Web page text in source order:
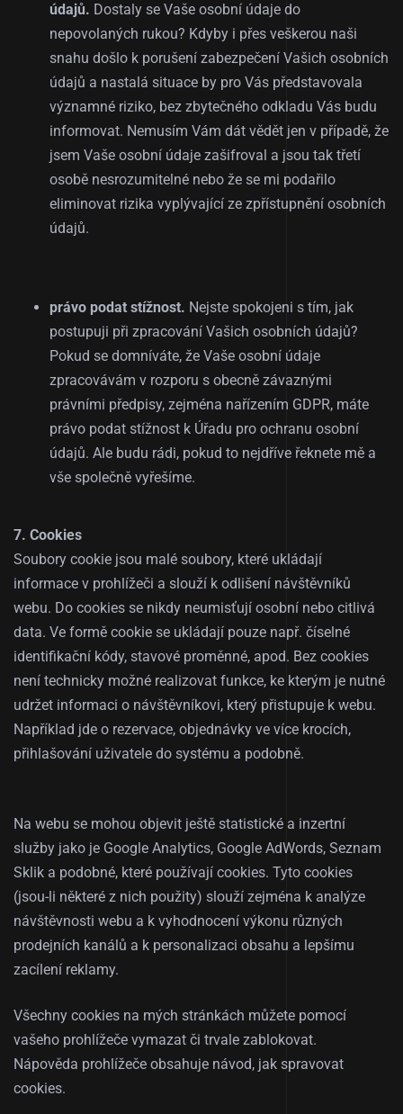
údajů. Dostaly se Vaše osobní údaje do
nepovolaných rukou? Kdyby i přes veškerou naši
snahu došlo k porušení zabezpečení Vašich osobních
údajů a nastalá situace by pro Vás představovala
významné riziko, bez zbytečného odkladu Vás budu
informovat. Nemusím Vám dát vědět jen v případě, že
jsem Vaše osobní údaje zašifroval a jsou tak třetí
osobě nesrozumitelné nebo že se mi podařilo
eliminovat rizika vyplývající ze zpřístupnění osobních
údajů.
právo podat stížnost. Nejste spokojeni s tím, jak
postupuji při zpracování Vašich osobních údajů?
Pokud se domníváte, že Vaše osobní údaje
zpracovávám v rozporu s obecně závaznými
právními předpisy, zejména nařízením GDPR, máte
právo podat stížnost k Úřadu pro ochranu osobní
údajů. Ale budu rádi, pokud to nejdříve řeknete mě a
vše společně vyřešíme.
7. Cookies
Soubory cookie jsou malé soubory, které ukládají
informace v prohlížeči a slouží k odlišení návštěvníků
webu. Do cookies se nikdy neumisťují osobní nebo citlivá
data. Ve formě cookie se ukládají pouze např. číselné
identifikační kódy, stavové proměnné, apod. Bez cookies
není technicky možné realizovat funkce, ke kterým je nutné
udržet informaci o návštěvníkovi, který přistupuje k webu.
Například jde o rezervace, objednávky ve více krocích,
přihlašování uživatele do systému a podobně.
Na webu se mohou objevit ještě statistické a inzertní
služby jako je Google Analytics, Google AdWords, Seznam
Sklik a podobné, které používají cookies. Tyto cookies
(jsou-li některé z nich použity) slouží zejména k analýze
návštěvnosti webu a k vyhodnocení výkonu různých
prodejních kanálů a k personalizaci obsahu a lepšímu
zacílení reklamy.
Všechny cookies na mých stránkách můžete pomocí
vašeho prohlížeče vymazat či trvale zablokovat.
Nápověda prohlížeče obsahuje návod, jak spravovat
cookies.